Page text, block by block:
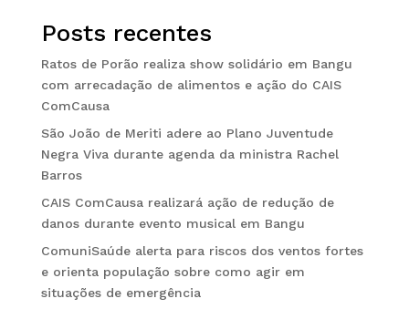
Posts recentes
Ratos de Porão realiza show solidário em Bangu
com arrecadação de alimentos e ação do CAIS
ComCausa
São João de Meriti adere ao Plano Juventude
Negra Viva durante agenda da ministra Rachel
Barros
CAIS ComCausa realizará ação de redução de
danos durante evento musical em Bangu
ComuniSaúde alerta para riscos dos ventos fortes
e orienta população sobre como agir em
situações de emergência